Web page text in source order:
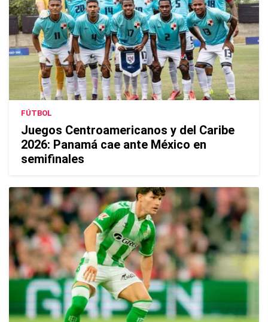
FÚTBOL
Juegos Centroamericanos y del Caribe
2026: Panamá cae ante México en
semifinales